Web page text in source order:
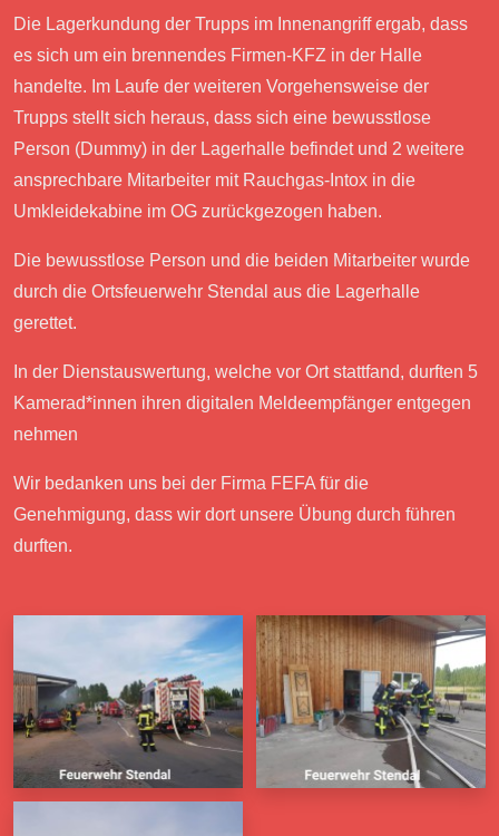
Die Lagerkundung der Trupps im Innenangriff ergab, dass
es sich um ein brennendes Firmen-KFZ in der Halle
handelte. Im Laufe der weiteren Vorgehensweise der
Trupps stellt sich heraus, dass sich eine bewusstlose
Person (Dummy) in der Lagerhalle befindet und 2 weitere
ansprechbare Mitarbeiter mit Rauchgas-Intox in die
Umkleidekabine im OG zurückgezogen haben.
Die bewusstlose Person und die beiden Mitarbeiter wurde
durch die Ortsfeuerwehr Stendal aus die Lagerhalle
gerettet.
In der Dienstauswertung, welche vor Ort stattfand, durften 5
Kamerad*innen ihren digitalen Meldeempfänger entgegen
nehmen
Wir bedanken uns bei der Firma FEFA für die
Genehmigung, dass wir dort unsere Übung durch führen
durften.